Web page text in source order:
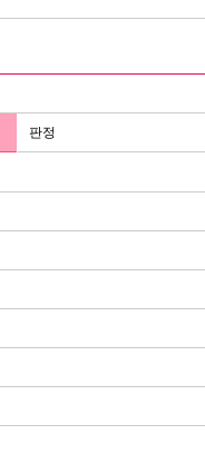
판정